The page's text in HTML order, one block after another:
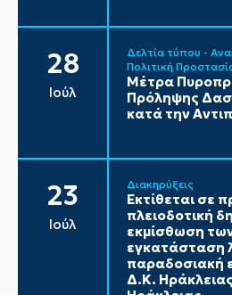
28
Ιούλ
Δελτία τύπου -
Πολιτική
Μέτρα
Πρόληψης
κατά την
23
Ιούλ
Διακηρύξεις
Εκτίθεται σε
πλειοδοτική
εκμίσθωση
εγκατάσταση
παραδοσιακή
Δ.Κ.